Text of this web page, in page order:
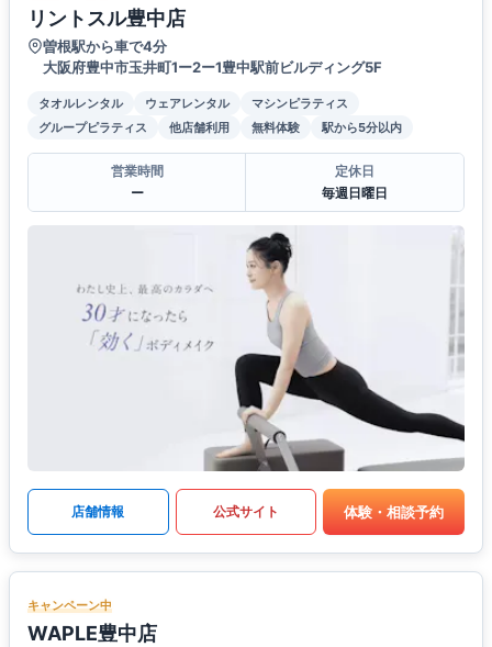
リントスル豊中店
曽根駅から車で4分
大阪府豊中市玉井町1ー2ー1豊中駅前ビルディング5F
タオルレンタル ウェアレンタル
マシンピラティス
グループピラティス
他店舗利用 無料体験 駅から5分以内
営業時間
ー
定休日
毎週日曜日
店舗情報 公式サイト 体験・相談予約
キャンペーン中
WAPLE豊中店